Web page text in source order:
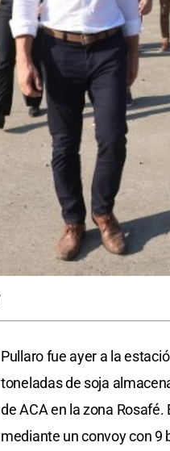
Pullaro fue ayer a la
toneladas de soja
de ACA en la zona
mediante un convoy con 9